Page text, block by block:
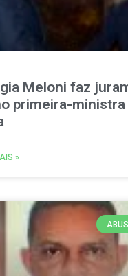
Meloni faz
primeira-ministra
»